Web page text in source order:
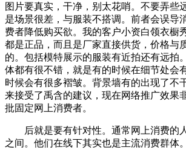
图片要真实，干净，别太花哨。不要弄些
是场景很差，与服装不搭调。前者会误导
费者降低购买欲。我的客户小资白领衣橱
都是正品，而且是厂家直接供货，价格与
的。包括模特展示的服装有近拍还有远拍
体都有很不错，就是有的时候在细节处会
时候会有很多褶皱。背景墙有的出现了不
来接受了禹含的建议，现在网络推广效果
批固定网上消费者。
后就是要有针对性。通常网上消费的
之间。他们在线下其实也是主流消费群体